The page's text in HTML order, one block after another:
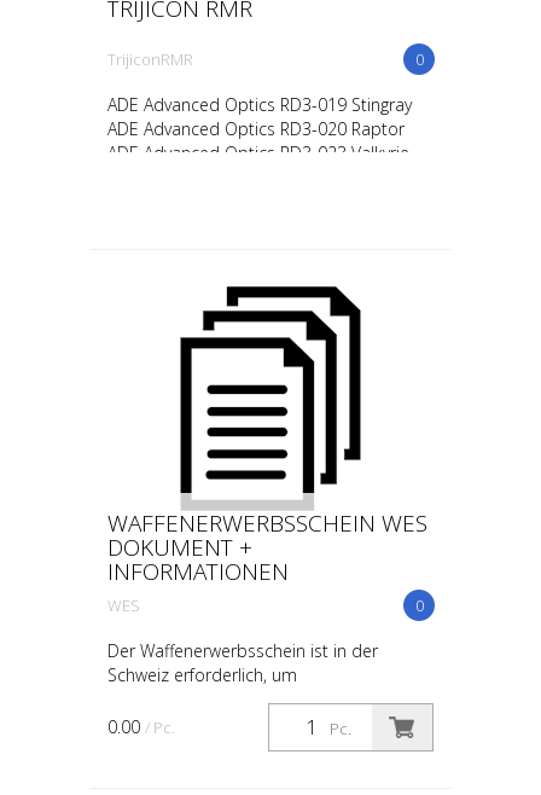
TRIJICON RMR
0
TrijiconRMR
ADE Advanced Optics RD3-019 Stingray
ADE Advanced Optics RD3-020 Raptor
ADE Advanced Optics RD3-023 Valkyrie
WAFFENERWERBSSCHEIN WES
DOKUMENT +
INFORMATIONEN
0
WES
Der Waffenerwerbsschein ist in der
Schweiz erforderlich, um
bewilligungspflichtige Waffen und deren
wesentliche Bestandteile zu erwerben.
Hier sind die wichtigsten Inform...
Pc.
0.00 / Pc.